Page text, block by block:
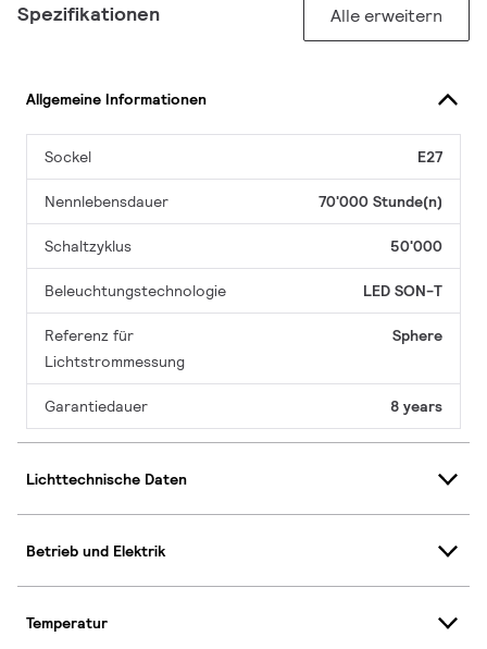
Spezifikationen Alle erweitern
Allgemeine Informationen
Sockel E27
Nennlebensdauer 70'000 Stunde(n)
Schaltzyklus 50'000
Beleuchtungstechnologie LED SON-T
Referenz für
Lichtstrommessung
Sphere
Garantiedauer 8 years
Lichttechnische Daten
Betrieb und Elektrik
Temperatur